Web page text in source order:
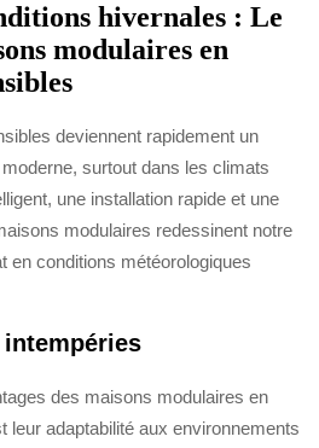
hivernales : Le
modulaires en
deviennent rapidement un
surtout dans les climats
une installation rapide et une
modulaires redessinent notre
en conditions météorologiques
des maisons modulaires en
leur adaptabilité aux environnements